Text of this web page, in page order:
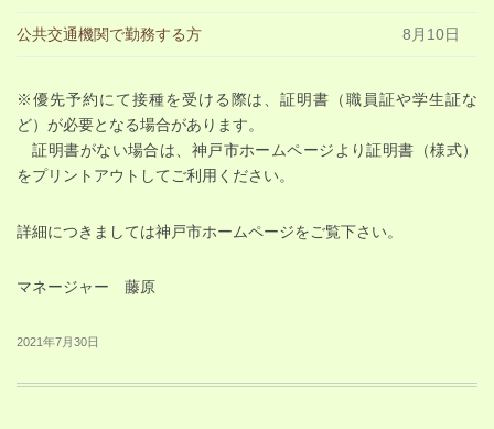
公共交通機関で勤務する方 8月10日
※優先予約にて接種を受ける際は、証明書（職員証や学生証な
ど）が必要となる場合があります。
証明書がない場合は、神戸市ホームページより証明書（様式）
をプリントアウトしてご利用ください。
詳細につきましては神戸市ホームページをご覧下さい。
マネージャー 藤原
2021年7月30日